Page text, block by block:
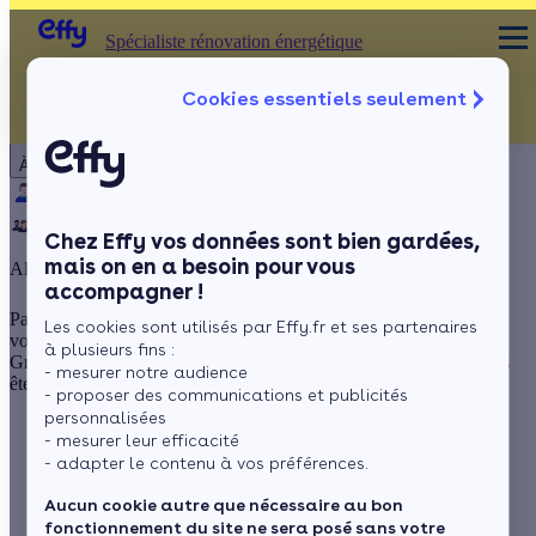
Cookies essentiels seulement
Chez Effy vos données sont bien gardées,
mais on en a besoin pour vous
accompagner !
Les cookies sont utilisés par Effy.fr et ses partenaires
à plusieurs fins :
- mesurer notre audience
- proposer des communications et publicités
personnalisées
- mesurer leur efficacité
- adapter le contenu à vos préférences.
Aucun cookie autre que nécessaire au bon
fonctionnement du site ne sera posé sans votre
À propos
Notre équipe
Rejoignez-nous Presse
Spécialiste rénovation énergétique
Spécialiste rénovation énergétique
Allianz Assistance Chauffage et Electricité : on vous couvre
Panne de chauffage en plein hiver ou coupure d’électricité ? Ne
vous laissez plus surprendre !
Grâce au contrat d’assistance proposé par Allianz Assistance, vous
êtes couvert en cas d’imprévu.
47,88 € TTC par an, facturés en une seule fois
TTC/mois)